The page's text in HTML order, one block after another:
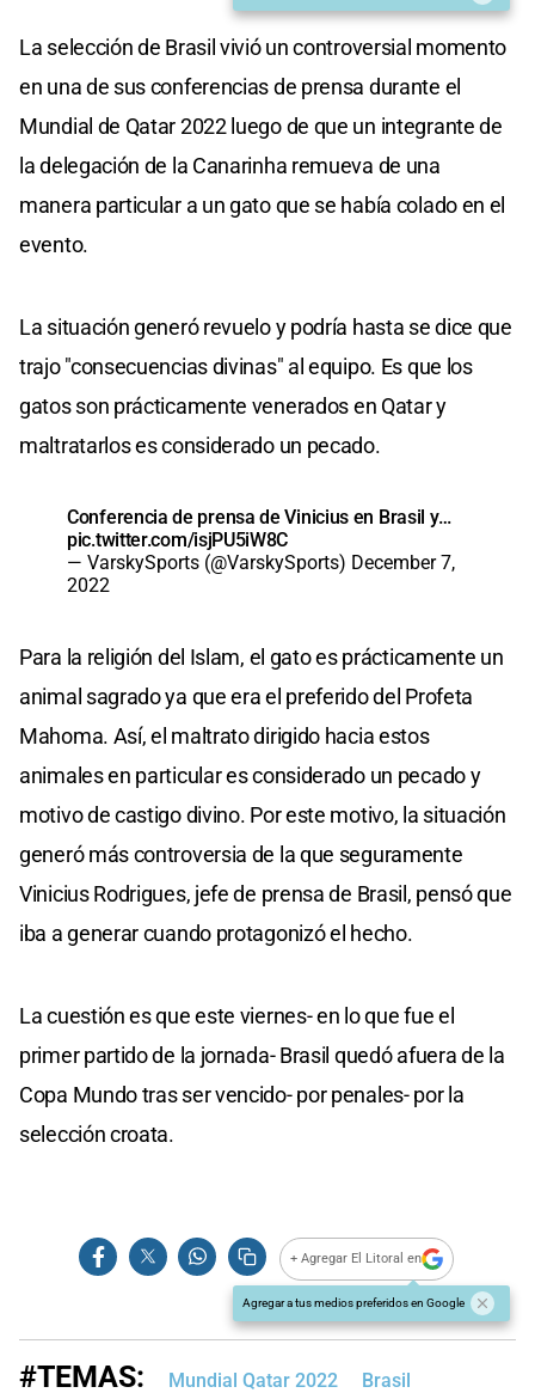
La selección de Brasil vivió un controversial momento
en una de sus conferencias de prensa durante el
Mundial de Qatar 2022 luego de que un integrante de
la delegación de la Canarinha remueva de una
manera particular a un gato que se había colado en el
evento.
La situación generó revuelo y podría hasta se dice que
trajo "consecuencias divinas" al equipo. Es que los
gatos son prácticamente venerados en Qatar y
maltratarlos es considerado un pecado.
Conferencia de prensa de Vinicius en Brasil y…
pic.twitter.com/isjPU5iW8C
— VarskySports (@VarskySports) December 7,
2022
Para la religión del Islam, el gato es prácticamente un
animal sagrado ya que era el preferido del Profeta
Mahoma. Así, el maltrato dirigido hacia estos
animales en particular es considerado un pecado y
motivo de castigo divino. Por este motivo, la situación
generó más controversia de la que seguramente
Vinicius Rodrigues, jefe de prensa de Brasil, pensó que
iba a generar cuando protagonizó el hecho.
La cuestión es que este viernes- en lo que fue el
primer partido de la jornada- Brasil quedó afuera de la
Copa Mundo tras ser vencido- por penales- por la
selección croata.
+ Agregar El Litoral en
Agregar a tus medios preferidos en Google
#TEMAS: Mundial Qatar 2022 Brasil